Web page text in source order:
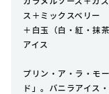
ス＋ミックスベリー
＋白玉（白・紅・抹
アイス
プリン・ア・ラ・モ
ド」。バニラアイス